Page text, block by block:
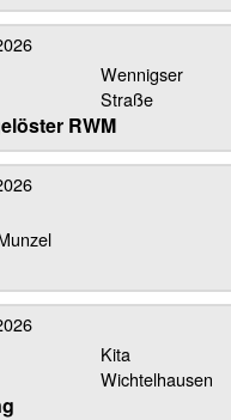
Wennigser
Straße
RWM
Kita
Wichtelhausen